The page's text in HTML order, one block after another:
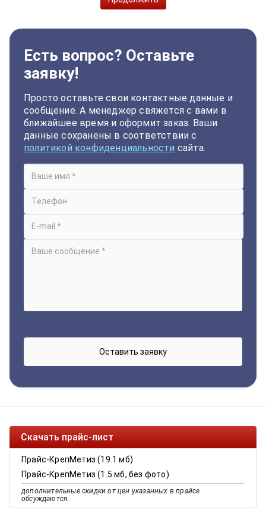
Есть вопрос? Оставьте
заявку!
Просто оставьте свои контактные данные и
сообщение. А менеджер свяжется с вами в
ближайшее время и оформит заказ. Ваши
данные сохранены в соответствии с
политикой конфиденциальности сайта.
Скачать прайс-лист
Прайс-КрепМетиз (19.1 мб)
Прайс-КрепМетиз (1.5 мб, без фото)
дополнительные скидки от цен указанных в прайсе
обсуждаются.